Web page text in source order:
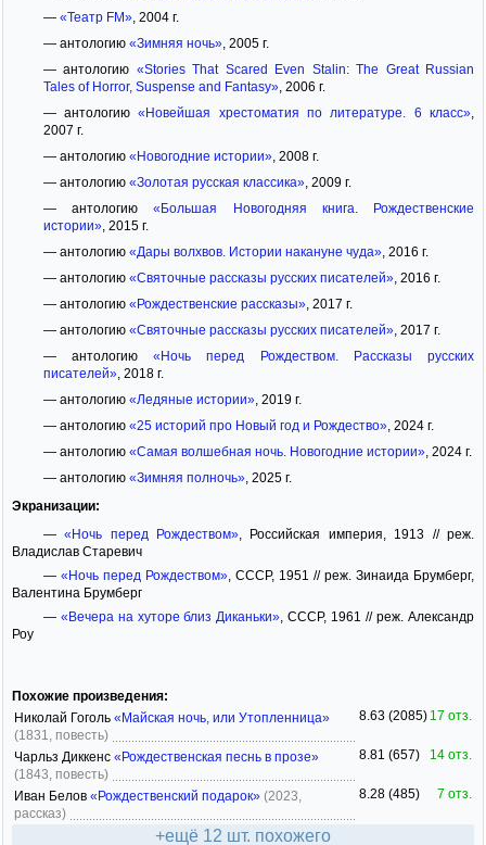
— «Театр FM», 2004 г.
— антологию «Зимняя ночь», 2005 г.
— антологию «Stories That Scared Even Stalin: The Great Russian
Tales of Horror, Suspense and Fantasy», 2006 г.
— антологию«Новейшая хрестоматия по литературе. 6 класс»
2007 г.
— антологию «Новогодние истории», 2008 г.
— антологию «Золотая русская классика», 2009 г.
— антологию«Большая Новогодняя книга. Рождественские
истории», 2015 г.
— антологию «Дары волхвов. Истории накануне чуда», 2016 г.
— антологию «Святочные рассказы русских писателей», 2016 г.
— антологию «Рождественские рассказы», 2017 г.
— антологию «Святочные рассказы русских писателей», 2017 г.
— антологию«Ночь перед Рождеством. Рассказы русских
писателей», 2018 г.
— антологию «Ледяные истории», 2019 г.
— антологию «25 историй про Новый год и Рождество», 2024 г.
— антологию «Самая волшебная ночь. Новогодние истории», 2024 г.
— антологию «Зимняя полночь», 2025 г.
Экранизации:
—«Ночь перед Рождеством» , Российская империя, 1913 // реж.
Владислав Старевич
— «Ночь перед Рождеством», СССР, 1951 // реж. Зинаида Брумберг,
Валентина Брумберг
— «Вечера на хуторе близ Диканьки» , СССР, 1961 // реж. Александр
Роу
Похожие произведения:
Николай Гоголь «Майская ночь, или Утопленница»
(1831, повесть)
8.63 (2085) 17 отз.
Чарльз Диккенс «Рождественская песнь в прозе»
(1843, повесть)
8.81 (657) 14 отз.
Иван Белов «Рождественский подарок» (2023,
рассказ)
8.28 (485) 7 отз.
+ещё 12 шт. похожего